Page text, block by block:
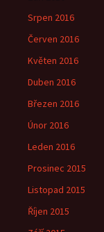
Srpen 2016
Červen 2016
Květen 2016
Duben 2016
Březen 2016
Únor 2016
Leden 2016
Prosinec 2015
Listopad 2015
Říjen 2015